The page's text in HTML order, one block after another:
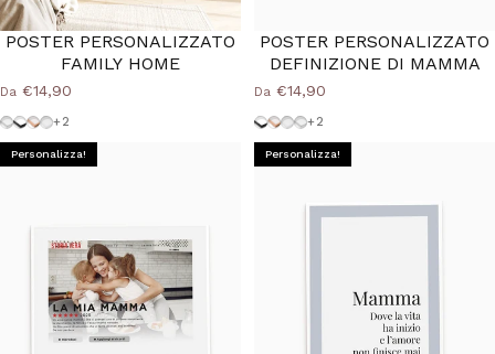
POSTER PERSONALIZZATO
FAMILY HOME
Da €14,90
Cornice Argento
Cornice Nera
Cornice Wood Natural
Cornice Bianca
+2
POSTER PERSONALIZZATO
DEFINIZIONE DI MAMMA
Da €14,90
Cornice-Nera
Cornice Wood Natural
Cornice-Bianca
Cornice-Argento
+2
Personalizza! Personalizza!